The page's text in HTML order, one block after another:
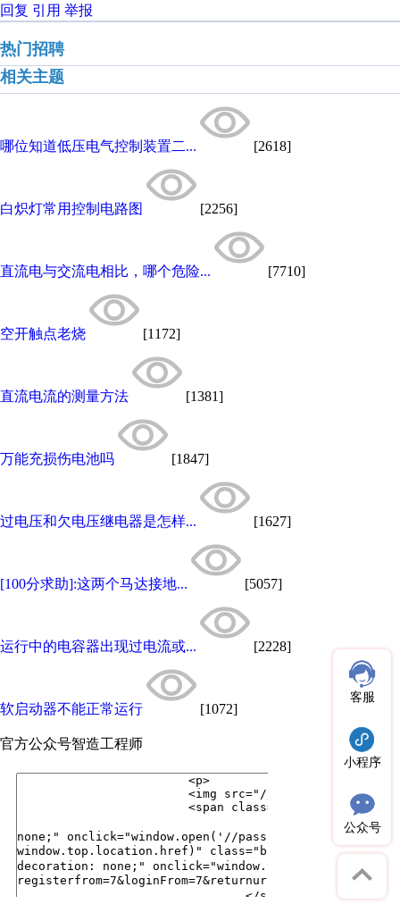
回复 引用 举报
热门招聘
相关主题
哪位知道低压电气控制装置二... [2618]
白炽灯常用控制电路图 [2256]
直流电与交流电相比，哪个危险... [7710]
空开触点老烧 [1172]
直流电流的测量方法 [1381]
万能充损伤电池吗 [1847]
过电压和欠电压继电器是怎样... [1627]
[100分求助]:这两个马达接地... [5057]
运行中的电容器出现过电流或... [2228]
软启动器不能正常运行 [1072]
官方公众号智造工程师
客服
小程序
公众号